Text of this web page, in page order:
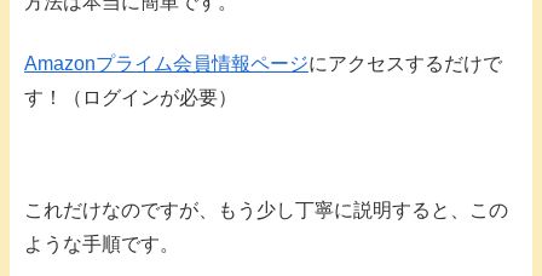
Amazonプライム会員情報ページにアクセスするだけで
す！（ログインが必要）
これだけなのですが、もう少し丁寧に説明すると、この
ような手順です。